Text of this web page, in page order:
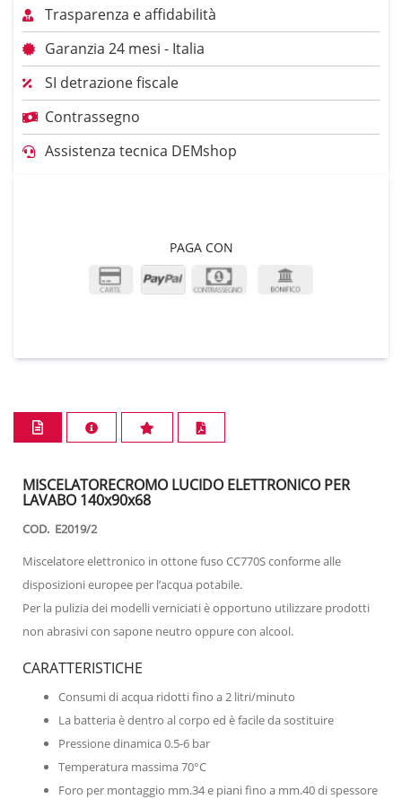
Trasparenza e affidabilità
Garanzia 24 mesi - Italia
SI detrazione fiscale
Contrassegno
Assistenza tecnica DEMshop
PAGA CON
MISCELATORECROMO LUCIDO ELETTRONICO PER
LAVABO 140x90x68
COD. E2019/2
Miscelatore elettronico in ottone fuso CC770S conforme alle
disposizioni europee per l’acqua potabile.
Per la pulizia dei modelli verniciati è opportuno utilizzare prodotti
non abrasivi con sapone neutro oppure con alcool.
CARATTERISTICHE
Consumi di acqua ridotti fino a 2 litri/minuto
La batteria è dentro al corpo ed è facile da sostituire
Pressione dinamica 0.5-6 bar
Temperatura massima 70°C
Foro per montaggio mm.34 e piani fino a mm.40 di spessore